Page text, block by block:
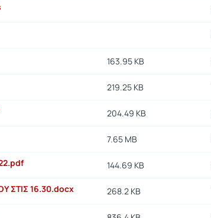
163.95 KB
219.25 KB
204.49 KB
7.65 MB
144.69 KB
ΣΤΙΣ 16.30.docx 268.2 KB